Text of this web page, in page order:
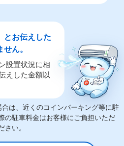
とお伝えした
ん。
設置状況に相
えした金額以
は、近くのコインパーキング等に駐
の駐車料金はお客様にご負担いただ
い。